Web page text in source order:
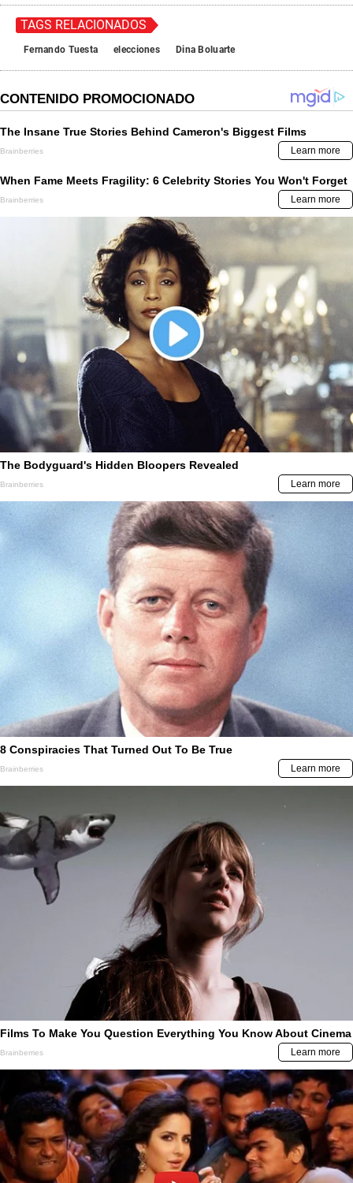
TAGS RELACIONADOS
Fernando Tuesta elecciones Dina Boluarte